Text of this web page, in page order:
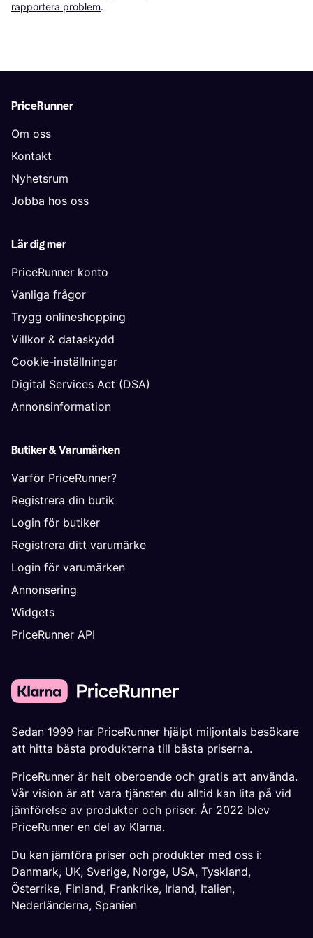
rapportera problem.
PriceRunner
Om oss
Kontakt
Nyhetsrum
Jobba hos oss
Lär dig mer
PriceRunner konto
Vanliga frågor
Trygg onlineshopping
Villkor & dataskydd
Cookie-inställningar
Digital Services Act (DSA)
Annonsinformation
Butiker & Varumärken
Varför PriceRunner?
Registrera din butik
Login för butiker
Registrera ditt varumärke
Login för varumärken
Annonsering
Widgets
PriceRunner API
Sedan 1999 har PriceRunner hjälpt miljontals besökare
att hitta bästa produkterna till bästa priserna.
PriceRunner är helt oberoende och gratis att använda.
Vår vision är att vara tjänsten du alltid kan lita på vid
jämförelse av produkter och priser. År 2022 blev
PriceRunner en del av Klarna.
Du kan jämföra priser och produkter med oss i:
Danmark, UK, Sverige, Norge, USA, Tyskland,
Österrike, Finland, Frankrike, Irland, Italien,
Nederländerna, Spanien